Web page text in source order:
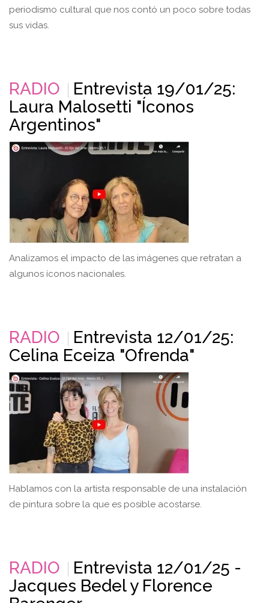
periodismo cultural que nos contó un poco sobre todas
sus vidas.
RADIO
Entrevista 19/01/25:
Laura Malosetti "Íconos
Argentinos"
Analizamos el impacto de las imágenes que retratan a
algunos íconos nacionales.
RADIO
Entrevista 12/01/25:
Celina Eceiza "Ofrenda"
Hablamos con la artista responsable de una instalación
de pintura sobre la que es posible acostarse.
RADIO
Entrevista 12/01/25 -
Jacques Bedel y Florence